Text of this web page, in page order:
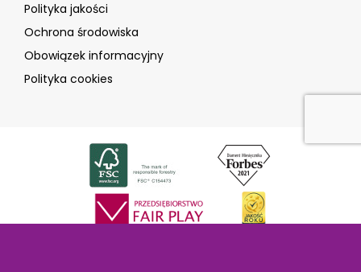
Polityka jakości
Ochrona środowiska
Obowiązek informacyjny
Polityka cookies